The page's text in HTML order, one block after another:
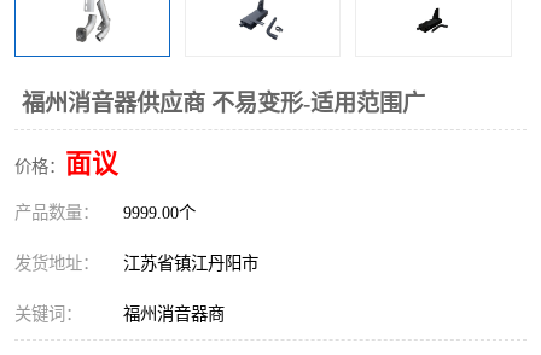
福州消音器供应商 不易变形-适用范围广
价格： 面议
产品数量： 9999.00个
发货地址： 江苏省镇江丹阳市
关键词： 福州消音器商